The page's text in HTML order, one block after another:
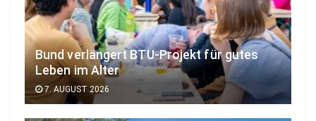
Bund verlängert BTU-Projekt für gutes
Leben im Alter
7. AUGUST 2026